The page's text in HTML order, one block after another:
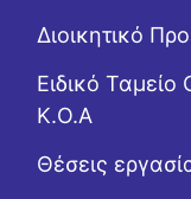
Διοικητικό
Ειδικό
Κ.Ο.Α
Θέσεις